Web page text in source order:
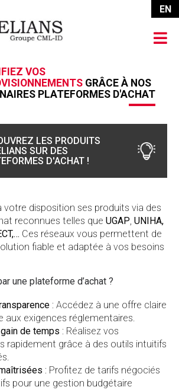
EN
VOS
GRÂCE À NOS
PLATEFORMES D'ACHAT
LES PRODUITS
SUR DES
D'ACHAT !
votre disposition ses produits via des
reconnues telles que UGAP, UNIHA,
Ces réseaux vous permettent de
fiable et adaptée à vos besoins
une plateforme d’achat ?
: Accédez à une offre claire
aux exigences réglementaires.
de temps : Réalisez vos
rapidement grâce à des outils intuitifs
: Profitez de tarifs négociés
pour une gestion budgétaire